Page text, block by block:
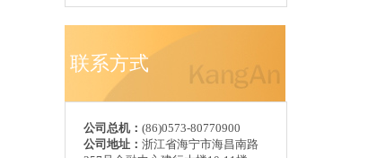
联系方式
公司总机： (86)0573-80770900
公司地址： 浙江省海宁市海昌南路